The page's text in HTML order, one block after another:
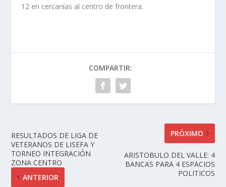
12 en cercanías al centro de frontera.
COMPARTIR:
RESULTADOS DE LIGA DE
VETERANOS DE LISEFA Y
TORNEO INTEGRACIÓN
ZONA CENTRO
ANTERIOR
PRÓXIMO
ARISTOBULO DEL VALLE: 4
BANCAS PARA 4 ESPACIOS
POLITICOS